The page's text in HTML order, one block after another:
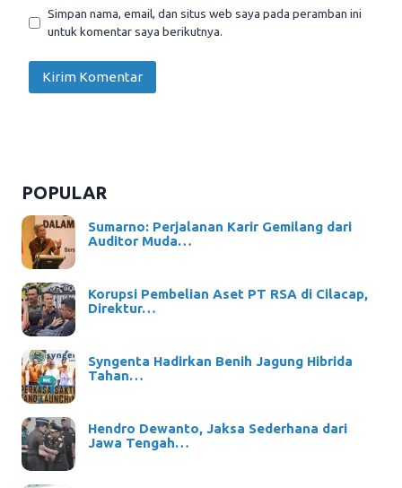
Simpan nama, email, dan situs web saya pada peramban ini
untuk komentar saya berikutnya.
POPULAR
Sumarno: Perjalanan Karir Gemilang dari
Auditor Muda…
Korupsi Pembelian Aset PT RSA di Cilacap,
Direktur…
Syngenta Hadirkan Benih Jagung Hibrida
Tahan…
Hendro Dewanto, Jaksa Sederhana dari
Jawa Tengah…